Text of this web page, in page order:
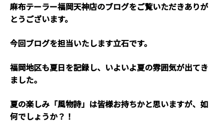
麻布テーラー福岡天神店のブログをご覧いただきありが
とうございます。
今回ブログを担当いたします立石です。
福岡地区も夏日を記録し、いよいよ夏の雰囲気が出てき
ました。
夏の楽しみ「風物詩」は皆様お持ちかと思いますが、如
何でしょうか？！